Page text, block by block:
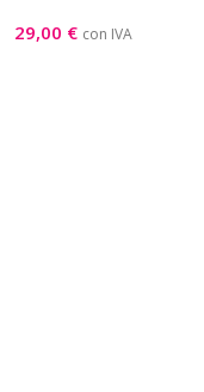
29,00 € con IVA